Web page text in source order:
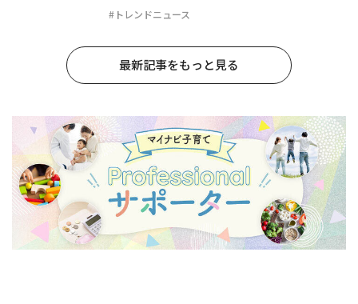
#トレンドニュース
最新記事をもっと見る